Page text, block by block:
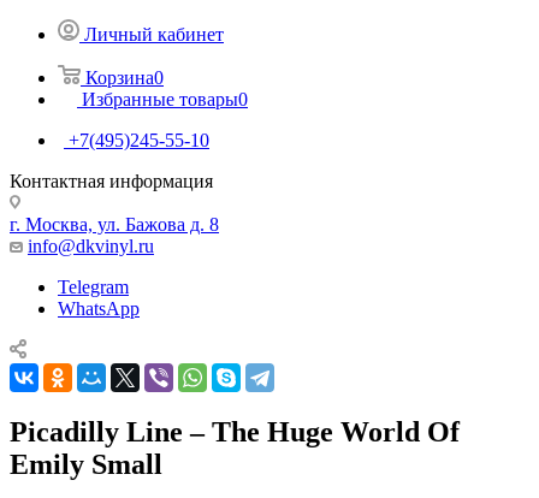
Личный кабинет
Корзина0
Избранные товары0
+7(495)245-55-10
Контактная информация
г. Москва, ул. Бажова д. 8
info@dkvinyl.ru
Telegram
WhatsApp
Picadilly Line – The Huge World Of
Emily Small